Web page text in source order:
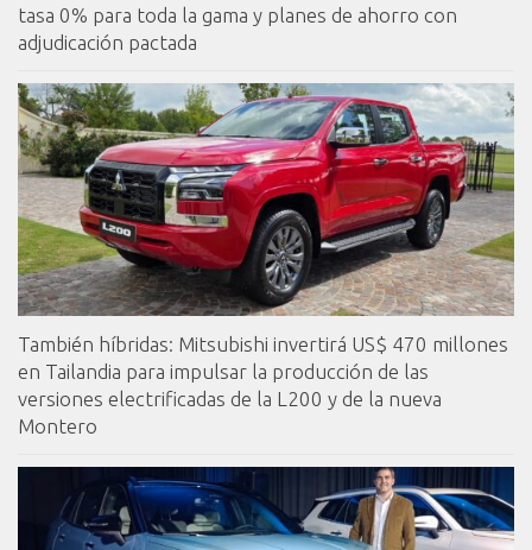
tasa 0% para toda la gama y planes de ahorro con
adjudicación pactada
También híbridas: Mitsubishi invertirá US$ 470 millones
en Tailandia para impulsar la producción de las
versiones electrificadas de la L200 y de la nueva
Montero